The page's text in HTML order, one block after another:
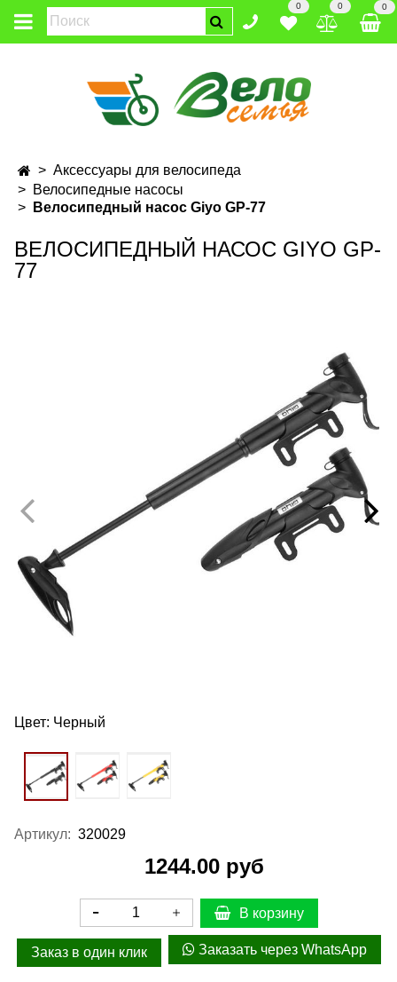
0 0 0
Аксессуары для велосипеда
Велосипедные насосы
Велосипедный насос Giyo GP-77
ВЕЛОСИПЕДНЫЙ НАСОС GIYO GP-
77
Цвет: Черный
Артикул: 320029
1244.00 руб
В корзину
Заказ в один клик Заказать через WhatsApp